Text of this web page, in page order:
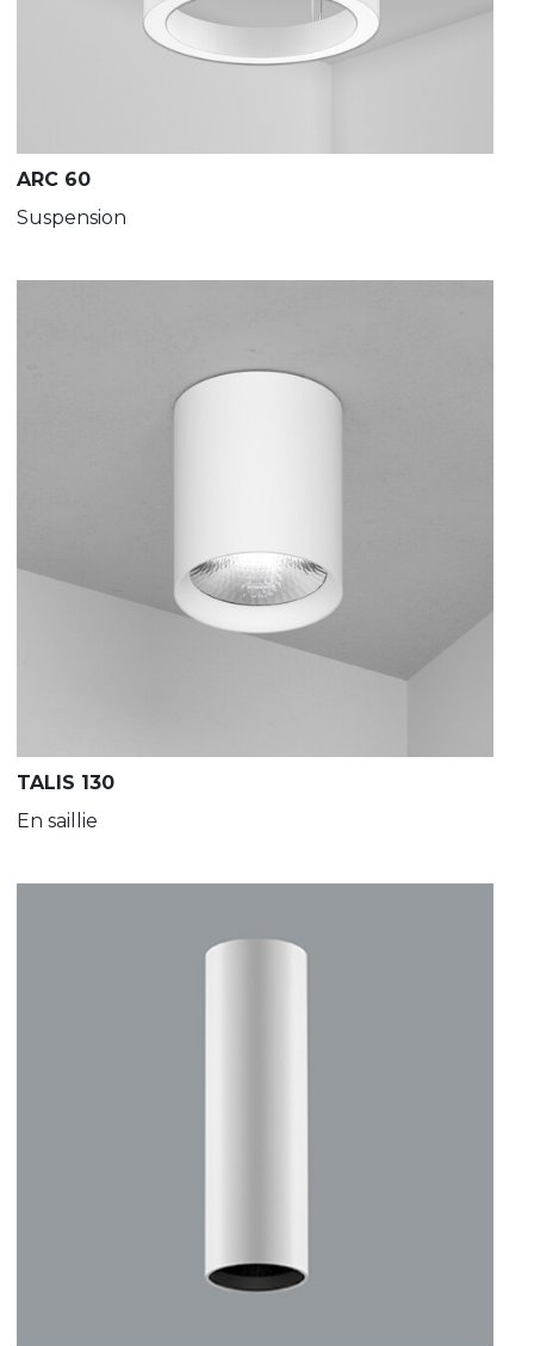
ARC 60
Suspension
TALIS 130
En saillie